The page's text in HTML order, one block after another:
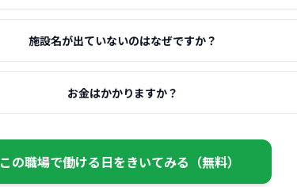
施設名が出ていないのはなぜですか？
お金はかかりますか？
この職場で働ける日をきいてみる（無料）